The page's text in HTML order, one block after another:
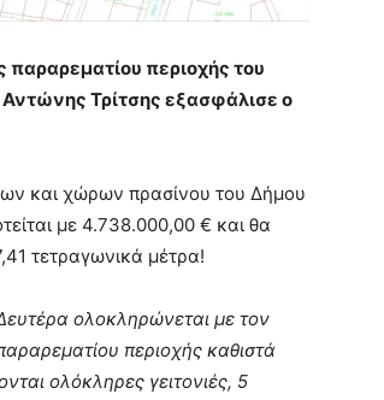
περιοχής του
Τρίτσης εξασφάλισε ο
και χώρων πρασίνου του Δήμου
με 4.738.000,00 € και θα
τετραγωνικά μέτρα!
ολοκληρώνεται με τον
περιοχής καθιστά
ολόκληρες γειτονιές, 5